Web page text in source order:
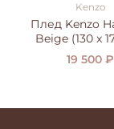
Kenzo
Плед Kenzo
Beige (130 x
19 500 ₽